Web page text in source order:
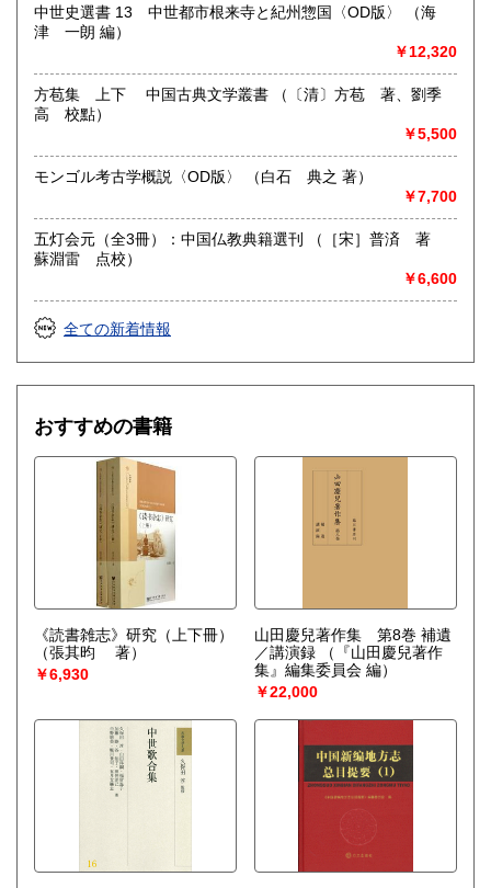
中世史選書 13 中世都市根来寺と紀州惣国〈OD版〉 （海
津 一朗 編）
￥12,320
方苞集 上下 中国古典文学叢書 （〔清〕方苞 著、劉季
高 校點）
￥5,500
モンゴル考古学概説〈OD版〉 （白石 典之 著）
￥7,700
五灯会元（全3冊）：中国仏教典籍選刊 （［宋］普済 著
蘇淵雷 点校）
￥6,600
全ての新着情報
おすすめの書籍
《読書雑志》研究（上下冊）
（張其昀 著）
￥6,930
山田慶兒著作集 第8巻 補遺
／講演録
（『山田慶兒著作
集』編集委員会 編）
￥22,000